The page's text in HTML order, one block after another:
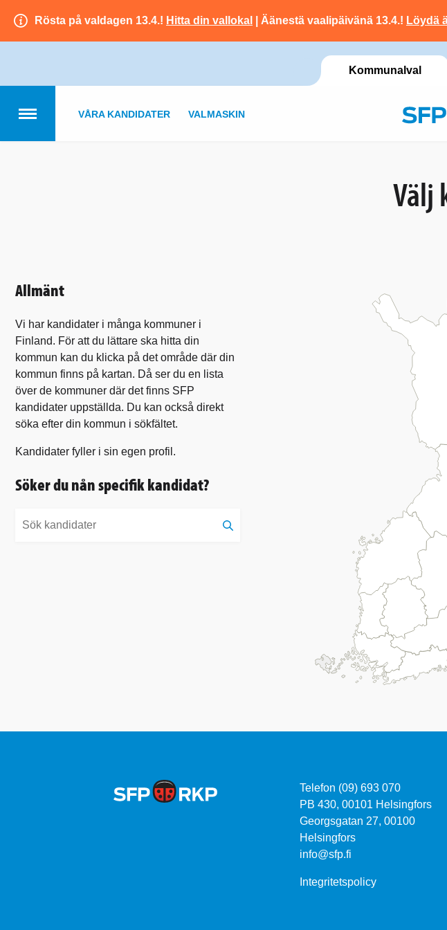
Rösta på valdagen 13.4.! Hitta din vallokal | Äänestä vaalipäivänä 13.4.! Löydä
Kommunalval
VÅRA KANDIDATER VALMASKIN
Välj
Allmänt
Vi har kandidater i många kommuner i
Finland. För att du lättare ska hitta din
kommun kan du klicka på det område där din
kommun finns på kartan. Då ser du en lista
över de kommuner där det finns SFP
kandidater uppställda. Du kan också direkt
söka efter din kommun i sökfältet.
Kandidater fyller i sin egen profil.
Söker du nån specifik kandidat?
kandidater
Telefon (09) 693 070
PB 430, 00101 Helsingfors
Georgsgatan 27, 00100
Helsingfors
info@sfp.fi
Integritetspolicy